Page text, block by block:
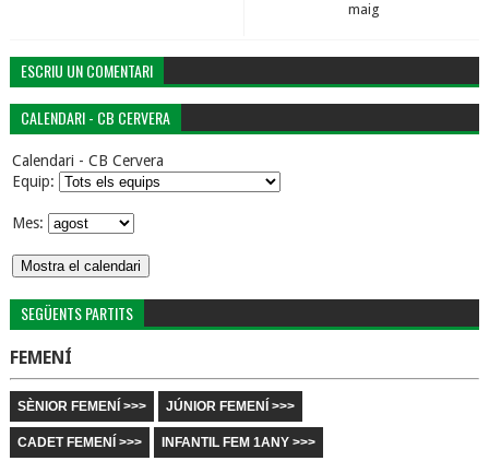
maig
ESCRIU UN COMENTARI
CALENDARI - CB CERVERA
Calendari - CB Cervera
Equip:
Mes:
SEGÜENTS PARTITS
FEMENÍ
SÈNIOR FEMENÍ >>> JÚNIOR FEMENÍ >>>
CADET FEMENÍ >>> INFANTIL FEM 1ANY >>>